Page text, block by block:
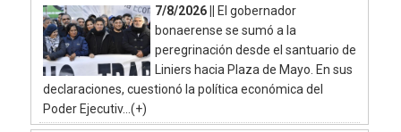
7/8/2026 || El gobernador
bonaerense se sumó a la
peregrinación desde el santuario de
Liniers hacia Plaza de Mayo. En sus
declaraciones, cuestionó la política económica del
Poder Ejecutiv...(+)